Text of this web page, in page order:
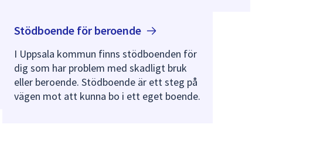
Stödboende för beroende
I Uppsala kommun finns stödboenden för
dig som har problem med skadligt bruk
eller beroende. Stödboende är ett steg på
vägen mot att kunna bo i ett eget boende.